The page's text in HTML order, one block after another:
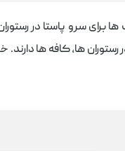
برای سرو پاستا در
ها، کافه ها